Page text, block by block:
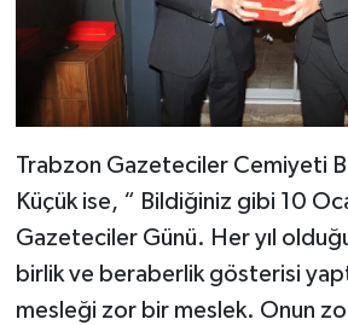
Trabzon Gazeteciler Cemiyeti
Küçük ise, “ Bildiğiniz gibi 10
Gazeteciler Günü. Her yıl
birlik ve beraberlik gösterisi
mesleği zor bir meslek. Onun